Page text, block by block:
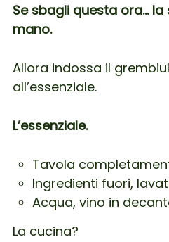
Se sbagli questa ora…
mano.
Allora indossa il
all’essenziale.
L’essenziale.
Tavola
Ingredienti fuori,
Acqua, vino in
La cucina?